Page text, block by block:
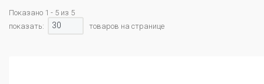
Показано 1 - 5 из 5
показать:
30 товаров на странице